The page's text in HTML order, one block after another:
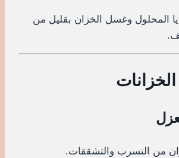
المحلول وغسل الخزان بقليل من
من التسرب والتشققات.